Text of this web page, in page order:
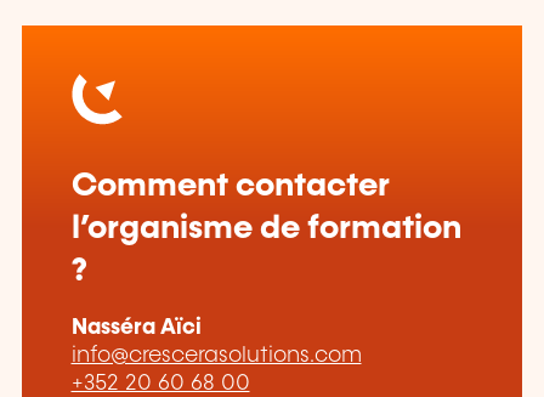
Comment contacter
l’organisme de formation
?
Nasséra Aïci
info@crescerasolutions.com
+352 20 60 68 00